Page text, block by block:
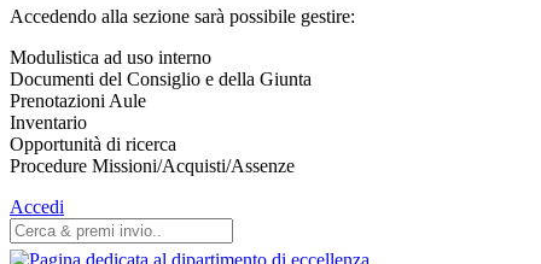
Accedendo alla sezione sarà possibile gestire:
Modulistica ad uso interno
Documenti del Consiglio e della Giunta
Prenotazioni Aule
Inventario
Opportunità di ricerca
Procedure Missioni/Acquisti/Assenze
Accedi